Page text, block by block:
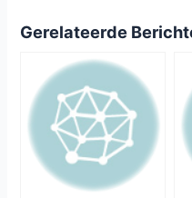
Gerelateerde